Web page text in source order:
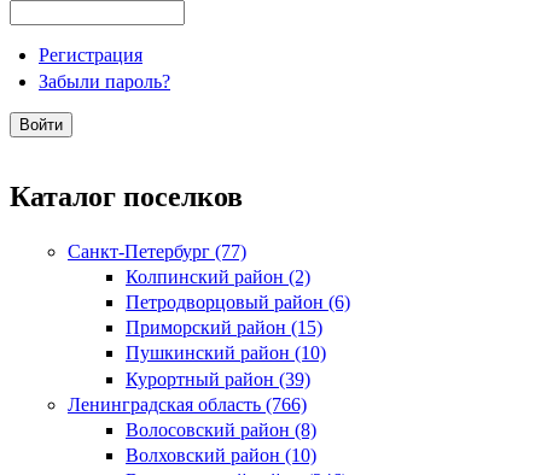
Регистрация
Забыли пароль?
Каталог поселков
Санкт-Петербург (77)
Колпинский район (2)
Петродворцовый район (6)
Приморский район (15)
Пушкинский район (10)
Курортный район (39)
Ленинградская область (766)
Волосовский район (8)
Волховский район (10)